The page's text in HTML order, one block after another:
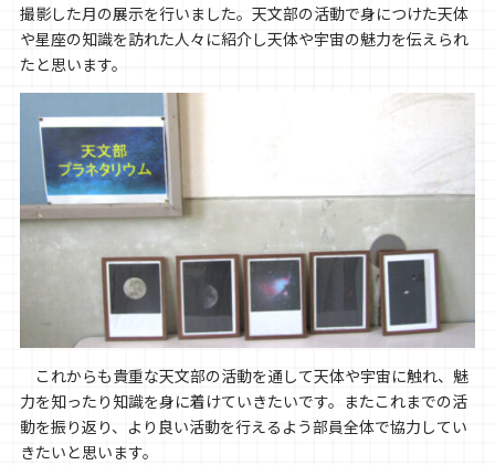
撮影した月の展示を行いました。天文部の活動で身につけた天体
や星座の知識を訪れた人々に紹介し天体や宇宙の魅力を伝えられ
たと思います。
これからも貴重な天文部の活動を通して天体や宇宙に触れ、魅
力を知ったり知識を身に着けていきたいです。またこれまでの活
動を振り返り、より良い活動を行えるよう部員全体で協力してい
きたいと思います。